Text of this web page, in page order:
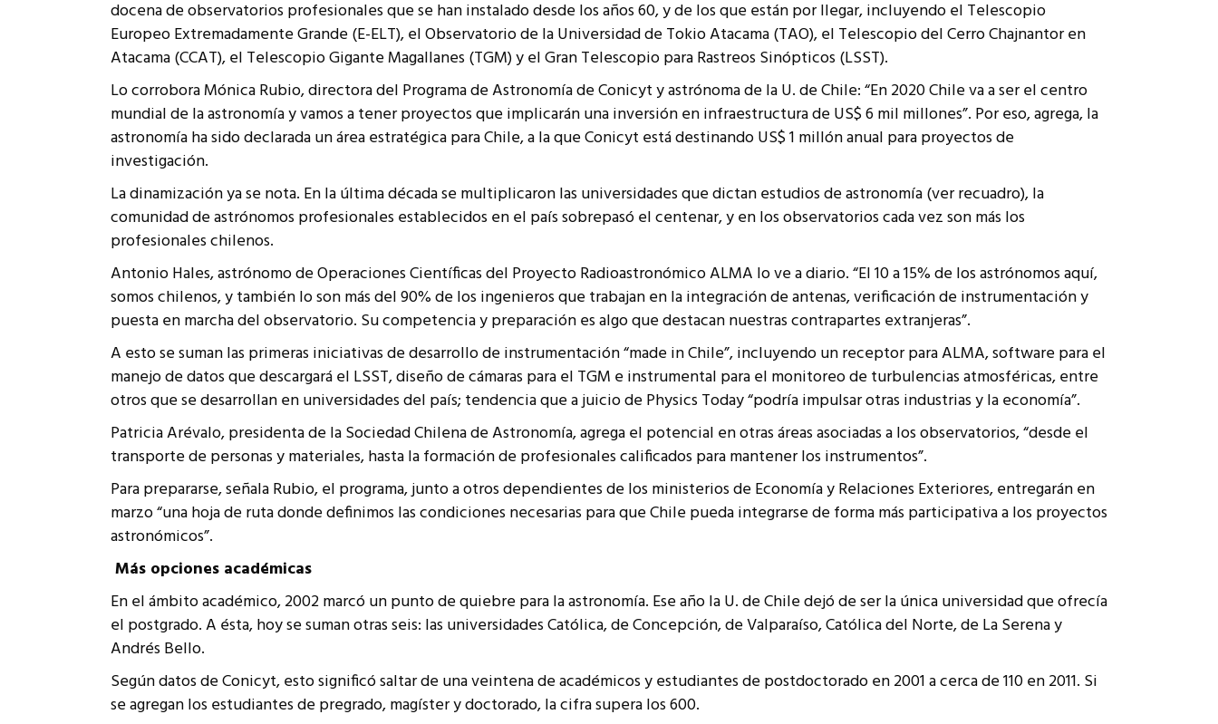
docena de observatorios profesionales que se han instalado desde los años 60, y de los que están por llegar, incluyendo el Telescopio
Europeo Extremadamente Grande (E-ELT), el Observatorio de la Universidad de Tokio Atacama (TAO), el Telescopio del Cerro Chajnantor en
Atacama (CCAT), el Telescopio Gigante Magallanes (TGM) y el Gran Telescopio para Rastreos Sinópticos (LSST).
Lo corrobora Mónica Rubio, directora del Programa de Astronomía de Conicyt y astrónoma de la U. de Chile: “En 2020 Chile va a ser el centro
mundial de la astronomía y vamos a tener proyectos que implicarán una inversión en infraestructura de US$ 6 mil millones”. Por eso, agrega, la
astronomía ha sido declarada un área estratégica para Chile, a la que Conicyt está destinando US$ 1 millón anual para proyectos de
investigación.
La dinamización ya se nota. En la última década se multiplicaron las universidades que dictan estudios de astronomía (ver recuadro), la
comunidad de astrónomos profesionales establecidos en el país sobrepasó el centenar, y en los observatorios cada vez son más los
profesionales chilenos.
Antonio Hales, astrónomo de Operaciones Científicas del Proyecto Radioastronómico ALMA lo ve a diario. “El 10 a 15% de los astrónomos aquí,
somos chilenos, y también lo son más del 90% de los ingenieros que trabajan en la integración de antenas, verificación de instrumentación y
puesta en marcha del observatorio. Su competencia y preparación es algo que destacan nuestras contrapartes extranjeras”.
A esto se suman las primeras iniciativas de desarrollo de instrumentación “made in Chile”, incluyendo un receptor para ALMA, software para el
manejo de datos que descargará el LSST, diseño de cámaras para el TGM e instrumental para el monitoreo de turbulencias atmosféricas, entre
otros que se desarrollan en universidades del país; tendencia que a juicio de Physics Today “podría impulsar otras industrias y la economía”.
Patricia Arévalo, presidenta de la Sociedad Chilena de Astronomía, agrega el potencial en otras áreas asociadas a los observatorios, “desde el
transporte de personas y materiales, hasta la formación de profesionales calificados para mantener los instrumentos”.
Para prepararse, señala Rubio, el programa, junto a otros dependientes de los ministerios de Economía y Relaciones Exteriores, entregarán en
marzo “una hoja de ruta donde definimos las condiciones necesarias para que Chile pueda integrarse de forma más participativa a los proyectos
astronómicos”.
Más opciones académicas
En el ámbito académico, 2002 marcó un punto de quiebre para la astronomía. Ese año la U. de Chile dejó de ser la única universidad que ofrecía
el postgrado. A ésta, hoy se suman otras seis: las universidades Católica, de Concepción, de Valparaíso, Católica del Norte, de La Serena y
Andrés Bello.
Según datos de Conicyt, esto significó saltar de una veintena de académicos y estudiantes de postdoctorado en 2001 a cerca de 110 en 2011. Si
se agregan los estudiantes de pregrado, magíster y doctorado, la cifra supera los 600.